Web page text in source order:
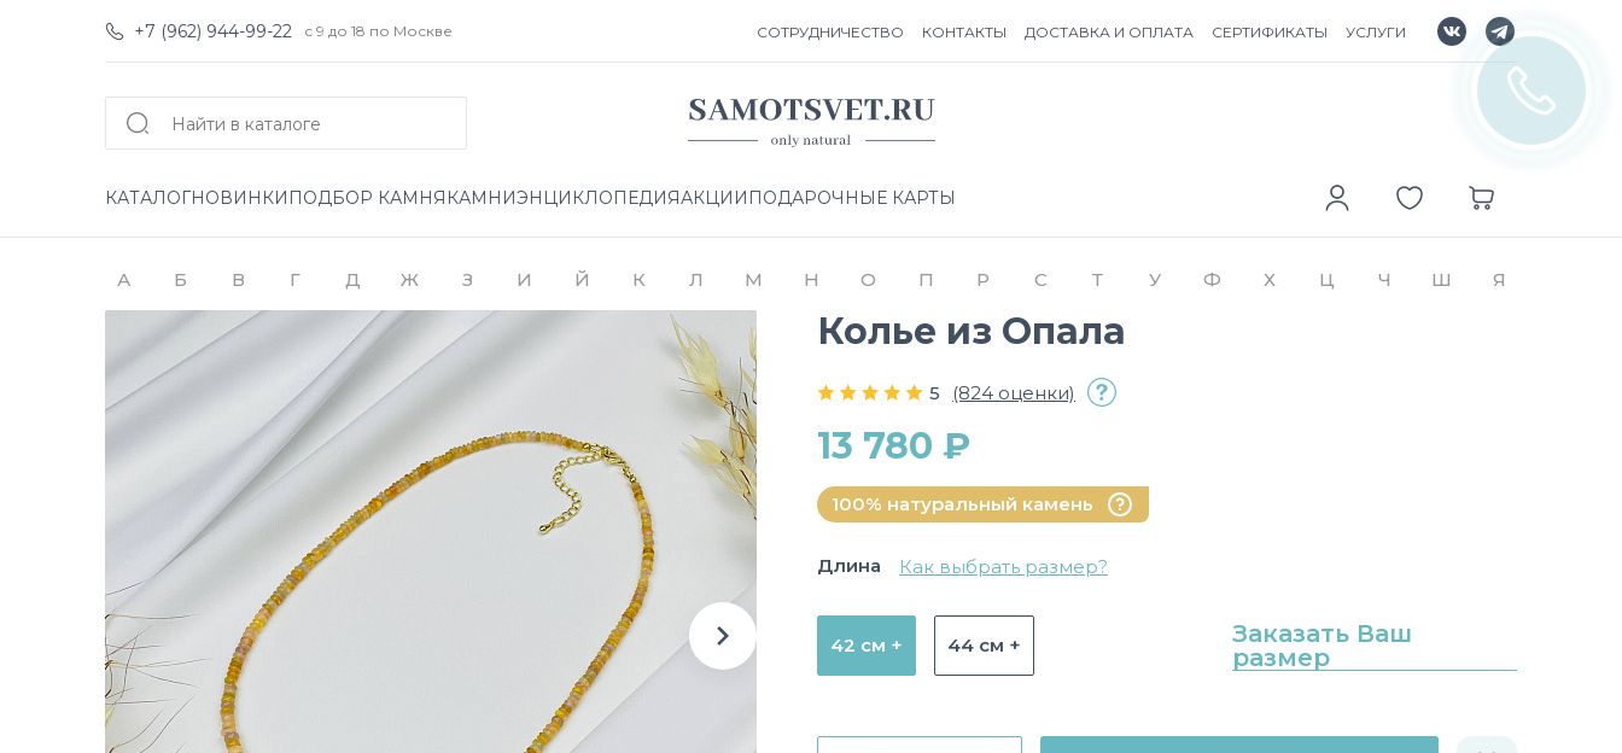
+7 (962) 944-99-22 с 9 до 18 по Москве СОТРУДНИЧЕСТВО КОНТАКТЫ ДОСТАВКА И ОПЛАТА СЕРТИФИКАТЫ УСЛУГИ
КАТАЛОГНОВИНКИ ПОДБОР КАМНЯ КАМНИЭНЦИКЛОПЕДИЯАКЦИИ ПОДАРОЧНЫЕ КАРТЫ
А Б В Г Д Ж З И Й К Л М Н О П Р С Т У Ф Х Ц Ч Ш Я
Колье из Опала
5 (824 оценки)
13 780 ₽
100% натуральный камень
Длина Как выбрать размер?
42 см + 44 см +
Заказать Ваш
размер